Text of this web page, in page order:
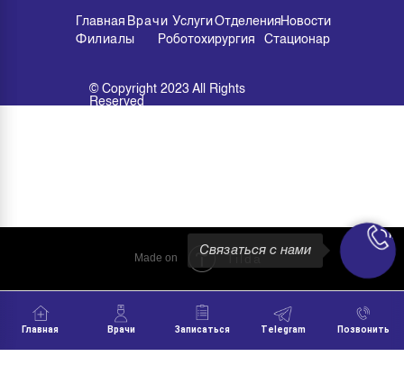
Связаться с нами
Новости
Филиалы
Отделения
Услуги
Врачи
Главная
Роботохирургия
Стационар
© Copyright 2023 All Rights
Reserved
Главная Врачи Записаться Telegram Позвонить
Made on Tilda